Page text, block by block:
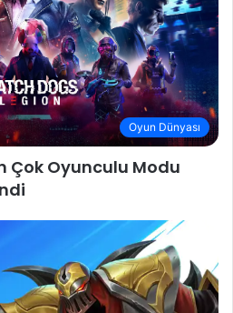
Oyun Dünyası
Çok Oyunculu Modu